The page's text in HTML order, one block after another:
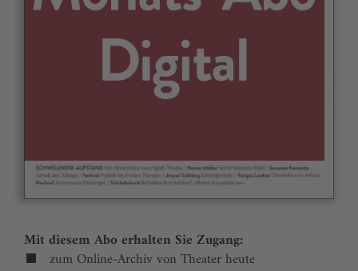
Mit diesem Abo erhalten Sie Zugang:
zum Online-Archiv von Theater heute